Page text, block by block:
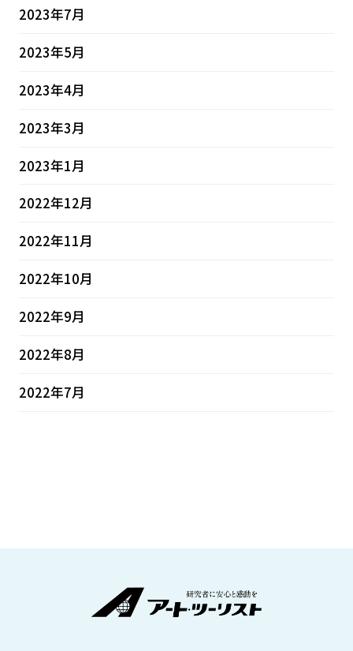
2023年7月
2023年5月
2023年4月
2023年3月
2023年1月
2022年12月
2022年11月
2022年10月
2022年9月
2022年8月
2022年7月